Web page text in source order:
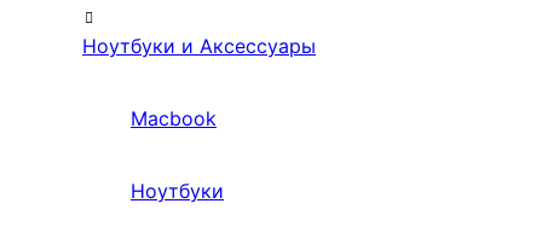
Ноутбуки и Аксессуары
Macbook
Ноутбуки